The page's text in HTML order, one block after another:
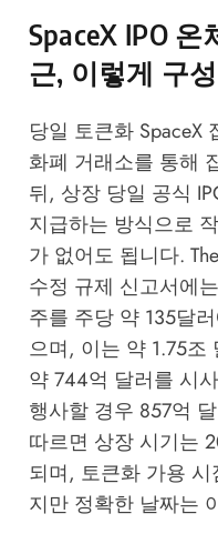
SpaceX IPO
근, 이렇게 구
당일 토큰화 SpaceX
화폐 거래소를 통해
뒤, 상장 당일 공식
지급하는 방식으로
가 없어도 됩니다.
수정 규제 신고서에
주를 주당 약 135달
으며, 이는 약 1.75조
약 744억 달러를 시
행사할 경우 857억
따르면 상장 시기는
되며, 토큰화 가용
지만 정확한 날짜는